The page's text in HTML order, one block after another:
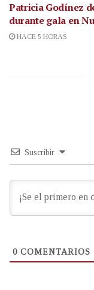
Patricia Godínez
durante gala en
HACE 5 HORAS
Suscribir
0 COMENTARIOS